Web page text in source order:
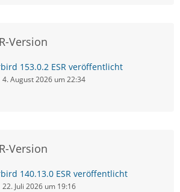
Version
153.0.2 ESR veröffentlicht
4. August 2026 um 22:34
Version
140.13.0 ESR veröffentlicht
22. Juli 2026 um 19:16